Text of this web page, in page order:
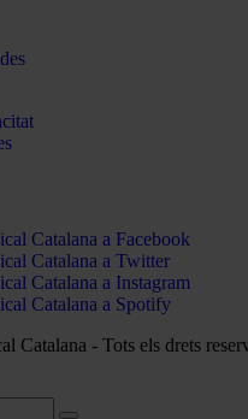
Catalana a Facebook
Catalana a Twitter
Catalana a Instagram
Catalana a Spotify
Catalana - Tots els drets